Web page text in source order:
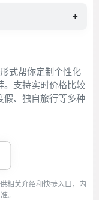
+
式帮你定制个性化
。支持实时价格比较
假、独自旅行等多种
相关介绍和快捷入口，内
。